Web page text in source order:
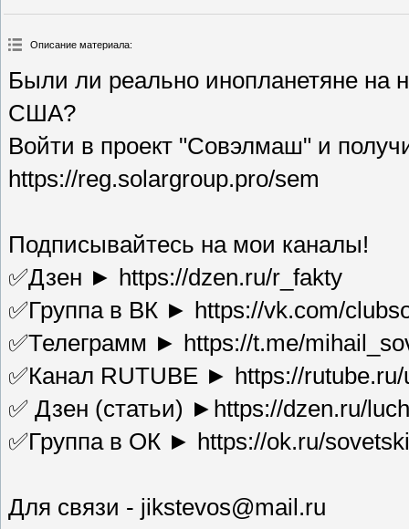
Описание материала:
Были ли реально инопланетяне на
США?
Войти в проект "Совэлмаш" и
https://reg.solargroup.pro/sem
Подписывайтесь на мои каналы!
✅Дзен ► https://dzen.ru/r_fakty
✅Группа в ВК ► https://vk.com/
✅Телеграмм ► https://t.me/
✅Канал RUTUBE ► https://
✅ Дзен (статьи) ►https://dzen.ru/
✅Группа в ОК ► https://ok.ru/
Для связи - jikstevos@mail.ru